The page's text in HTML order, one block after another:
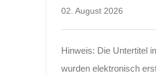
02. August 2026
Hinweis: Die Untertitel
wurden elektronisch